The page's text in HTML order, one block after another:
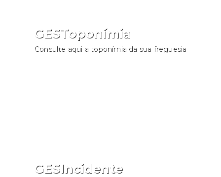
GESToponímia
Consulte aqui a toponímia da sua freguesia
GESIncidente